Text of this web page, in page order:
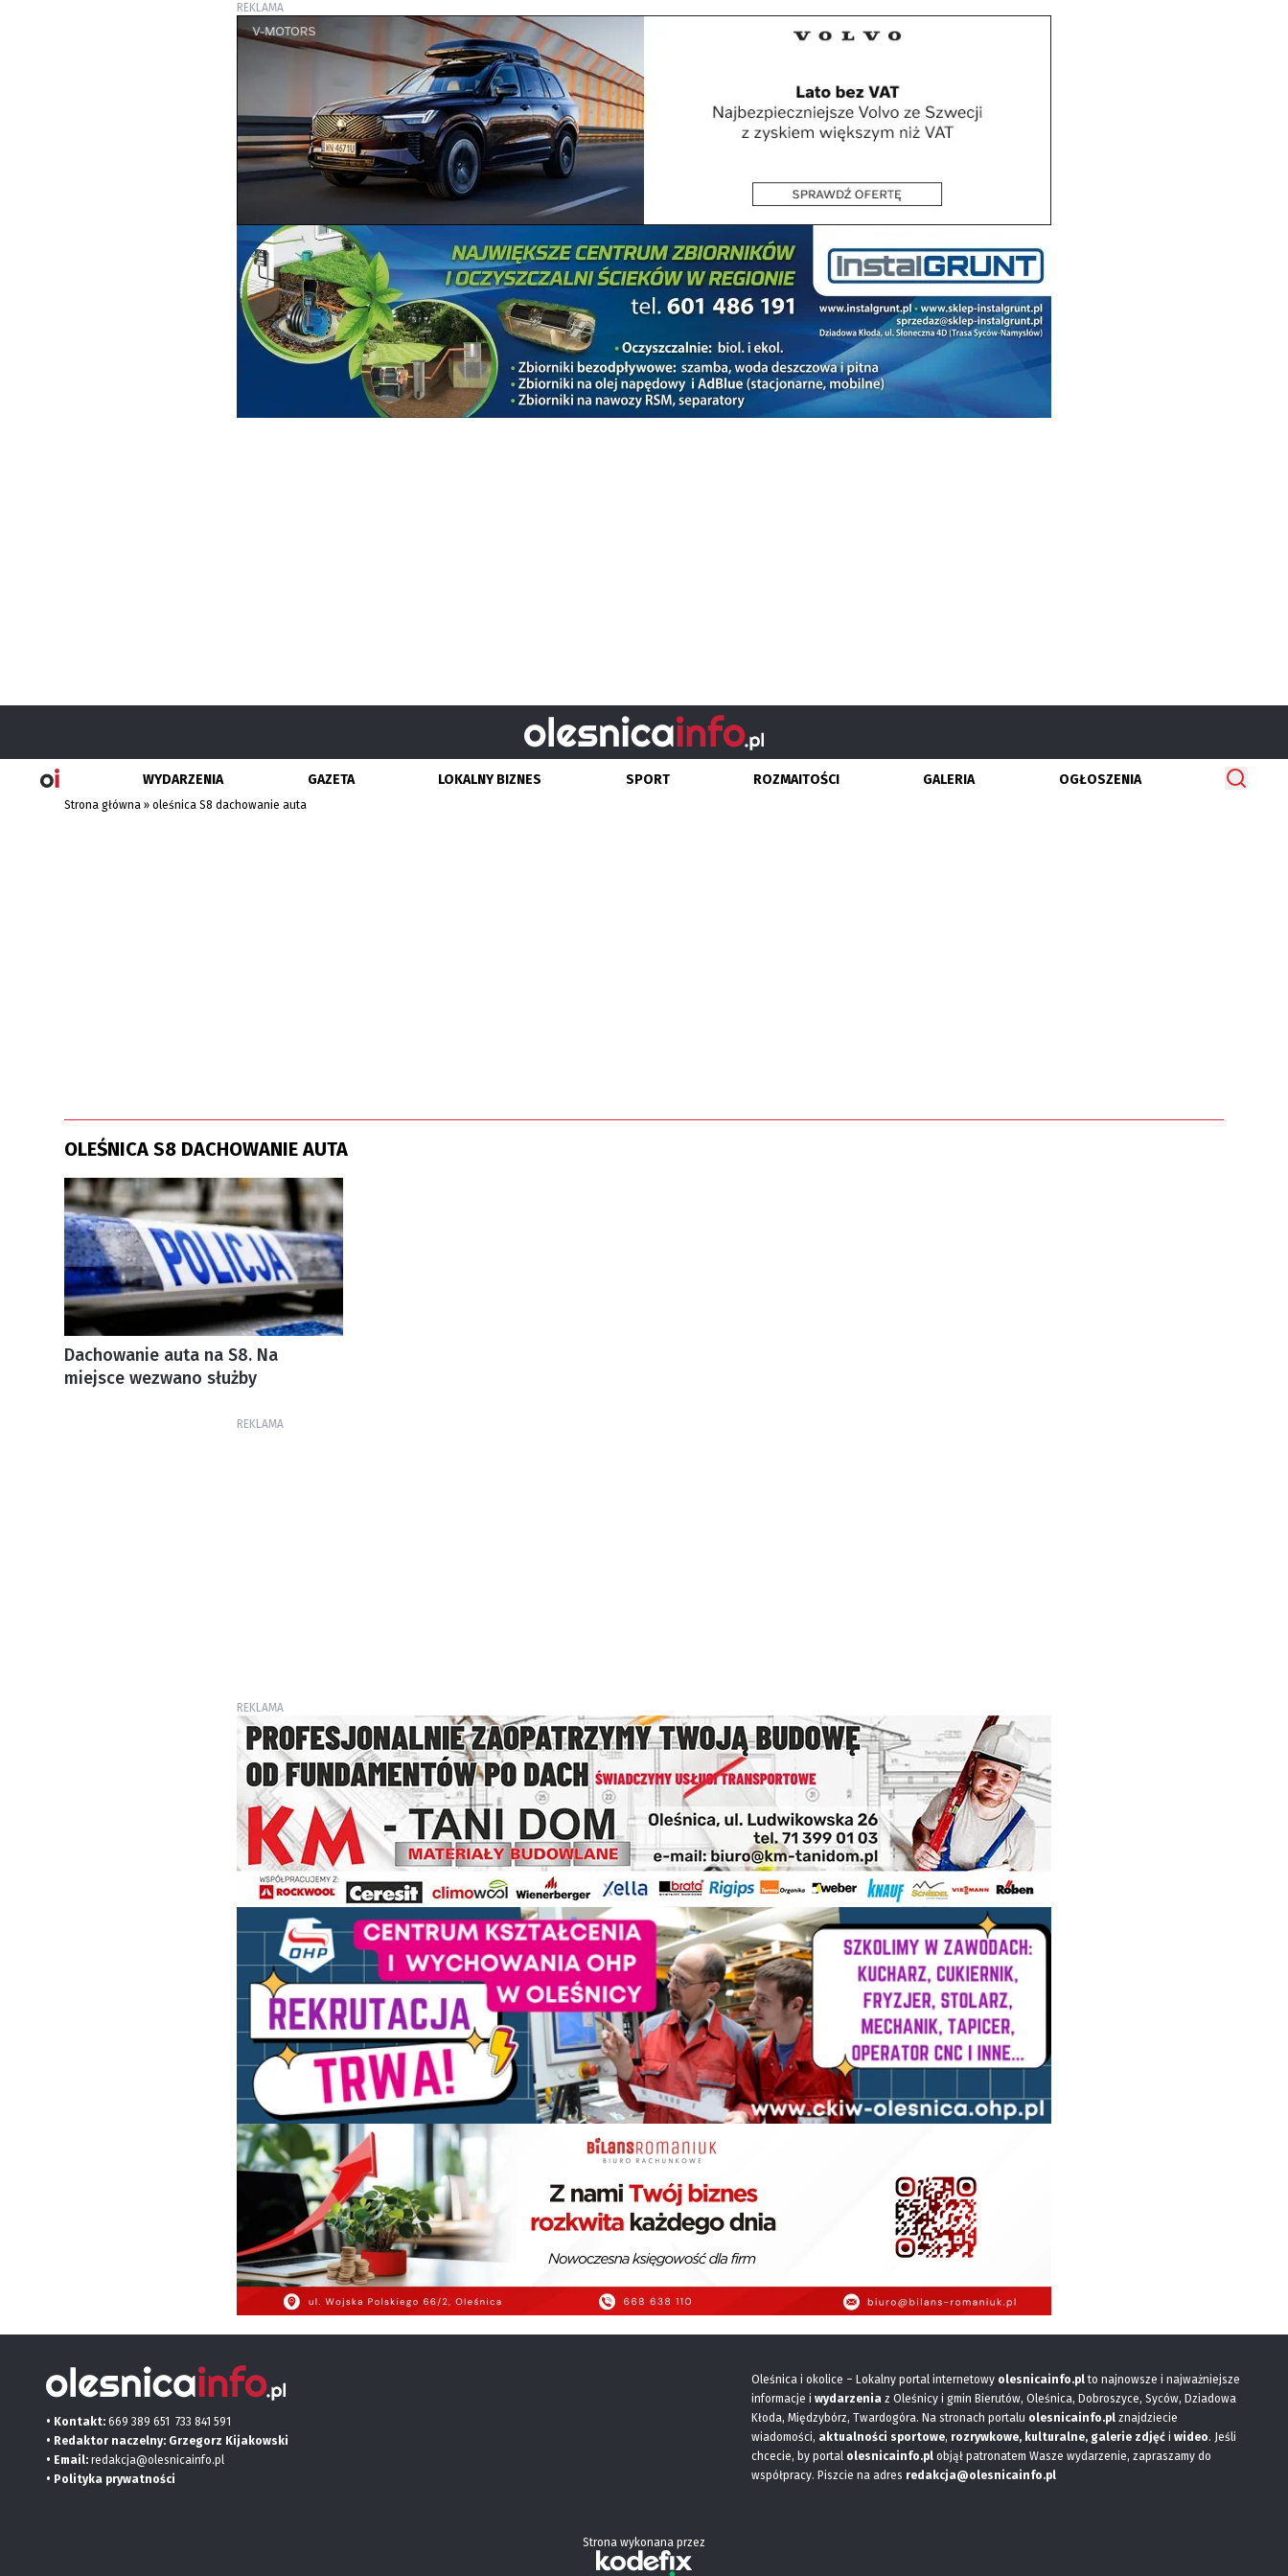
REKLAMA
WYDARZENIA GAZETA LOKALNY BIZNES SPORT ROZMAITOŚCI GALERIA OGŁOSZENIA
Strona główna »oleśnica S8 dachowanie auta
OLEŚNICA S8 DACHOWANIE AUTA
Dachowanie auta na S8. Na
miejsce wezwano służby
REKLAMA
REKLAMA
• Kontakt: 669 389 651 733 841 591
• Redaktor naczelny: Grzegorz Kijakowski
• Email: redakcja@olesnicainfo.pl
• Polityka prywatności
Oleśnica i okolice – Lokalny portal internetowy olesnicainfo.plto najnowsze i najważniejsze
informacje i wydarzenia z Oleśnicy i gmin Bierutów, Oleśnica, Dobroszyce, Syców, Dziadowa
Kłoda, Międzybórz, Twardogóra. Na stronach portalu olesnicainfo.pl znajdziecie
wiadomości, aktualności sportowe, rozrywkowe, kulturalne, galerie zdjęć i wideo. Jeśli
chcecie, by portal olesnicainfo.pl objął patronatem Wasze wydarzenie, zapraszamy do
współpracy. Piszcie na adres redakcja@olesnicainfo.pl
Strona wykonana przez